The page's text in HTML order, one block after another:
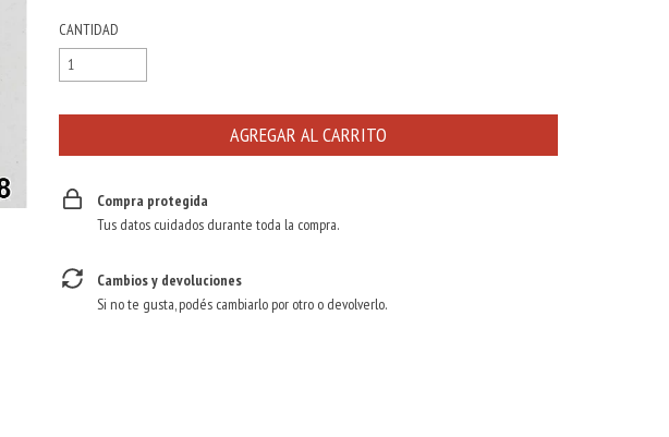
CANTIDAD
Compra protegida
Tus datos cuidados durante toda la compra.
Cambios y devoluciones
Si no te gusta, podés cambiarlo por otro o devolverlo.